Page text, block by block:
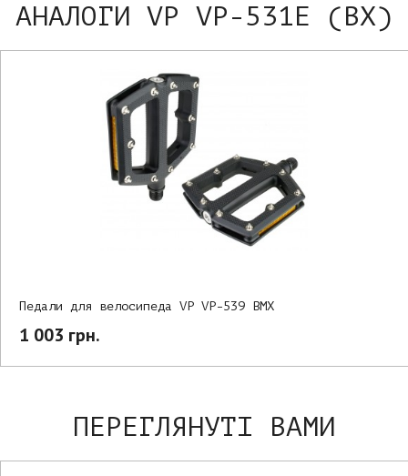
АНАЛОГИ VP VP-531E (BX)
Педали для велосипеда VP VP-539 BMX
1 003 грн.
ПЕРЕГЛЯНУТІ ВАМИ